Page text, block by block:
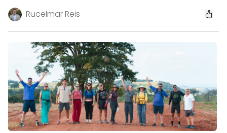
Rucelmar Reis